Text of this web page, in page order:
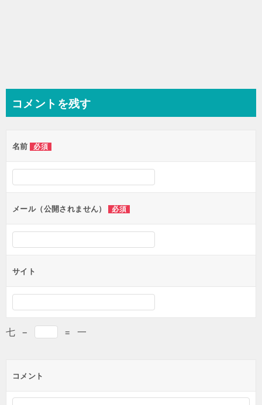
コメントを残す
名前 必須
メール（公開されません） 必須
サイト
七 − = 一
コメント